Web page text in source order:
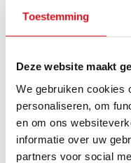
Toestemming
Deze website maakt
We gebruiken cookies
personaliseren, om
en om ons
informatie over uw
partners voor social
Is een hybride
Wanneer zijn de
meest nuttig?
Wat is technisch
paneelradiator?